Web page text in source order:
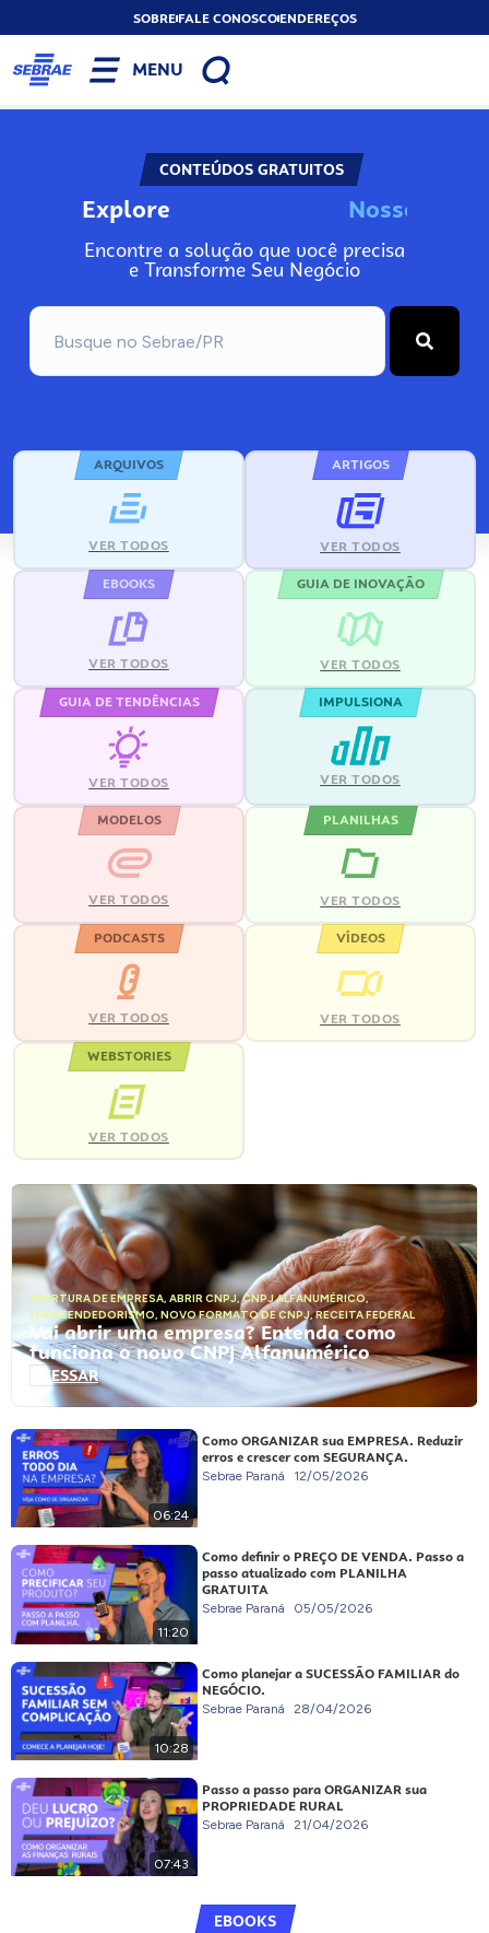
SOBREFALE CONOSCOENDEREÇOS
MENU
CONTEÚDOS GRATUITOS
Explore Nosso
Encontre a solução que você precisa
e Transforme Seu Negócio
ARQUIVOS
VER TODOS
ARTIGOS
VER TODOS
EBOOKS
VER TODOS
GUIA DE INOVAÇÃO
VER TODOS
GUIA DE TENDÊNCIAS
VER TODOS
IMPULSIONA
VER TODOS
MODELOS
VER TODOS
PLANILHAS
VER TODOS
PODCASTS
VER TODOS
VÍDEOS
VER TODOS
WEBSTORIES
VER TODOS
ABERTURA DE EMPRESA, ABRIR CNPJ,CNPJ ALFANUMÉRICO,
EMPREENDEDORISMO, NOVO FORMATO DE CNPJ,RECEITA FEDERAL
Vai abrir uma empresa? Entenda como
funciona o novo CNPJ Alfanumérico
ACESSAR
06:24
Como ORGANIZAR sua EMPRESA. Reduzir
erros e crescer com SEGURANÇA.
Sebrae Paraná 12/05/2026
11:20
Como definir o PREÇO DE VENDA. Passo a
passo atualizado com PLANILHA
GRATUITA
Sebrae Paraná 05/05/2026
10:28
Como planejar a SUCESSÃO FAMILIAR do
NEGÓCIO.
Sebrae Paraná 28/04/2026
07:43
Passo a passo para ORGANIZAR sua
PROPRIEDADE RURAL
Sebrae Paraná 21/04/2026
EBOOKS